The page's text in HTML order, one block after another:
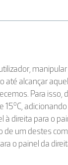
até alcançar
Para
15oC,
à direita para o
de um destes
o painel da